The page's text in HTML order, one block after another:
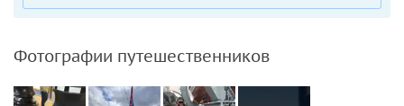
Фотографии путешественников